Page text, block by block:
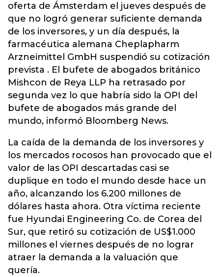
oferta de Ámsterdam el jueves después de
que no logró generar suficiente demanda
de los inversores, y un día después, la
farmacéutica alemana Cheplapharm
Arzneimittel GmbH suspendió su cotización
prevista . El bufete de abogados británico
Mishcon de Reya LLP ha retrasado por
segunda vez lo que habría sido la OPI del
bufete de abogados más grande del
mundo, informó Bloomberg News.
La caída de la demanda de los inversores y
los mercados rocosos han provocado que el
valor de las OPI descartadas casi se
duplique en todo el mundo desde hace un
año, alcanzando los 6.200 millones de
dólares hasta ahora. Otra víctima reciente
fue Hyundai Engineering Co. de Corea del
Sur, que retiró su cotización de US$1.000
millones el viernes después de no lograr
atraer la demanda a la valuación que
quería.